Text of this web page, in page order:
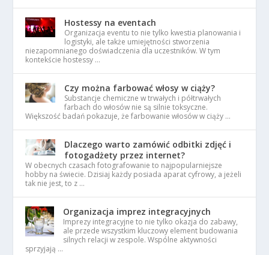
Hostessy na eventach
Organizacja eventu to nie tylko kwestia planowania i
logistyki, ale także umiejętności stworzenia
niezapomnianego doświadczenia dla uczestników. W tym
kontekście hostessy …
Czy można farbować włosy w ciąży?
Substancje chemiczne w trwałych i półtrwałych
farbach do włosów nie są silnie toksyczne.
Większość badań pokazuje, że farbowanie włosów w ciąży …
Dlaczego warto zamówić odbitki zdjęć i
fotogadżety przez internet?
W obecnych czasach fotografowanie to najpopularniejsze
hobby na świecie. Dzisiaj każdy posiada aparat cyfrowy, a jeżeli
tak nie jest, to z …
Organizacja imprez integracyjnych
Imprezy integracyjne to nie tylko okazja do zabawy,
ale przede wszystkim kluczowy element budowania
silnych relacji w zespole. Wspólne aktywności
sprzyjają …